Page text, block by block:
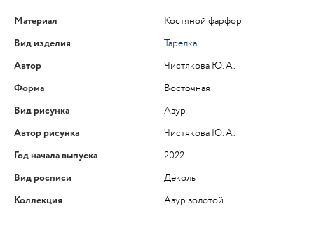
Материал
Костяной фарфор
Вид изделия
Тарелка
Автор
Чистякова Ю. А.
Форма
Восточная
Вид рисунка
Азур
Автор рисунка
Чистякова Ю. А.
Год начала выпуска
2022
Вид росписи
Деколь
Коллекция
Азур золотой